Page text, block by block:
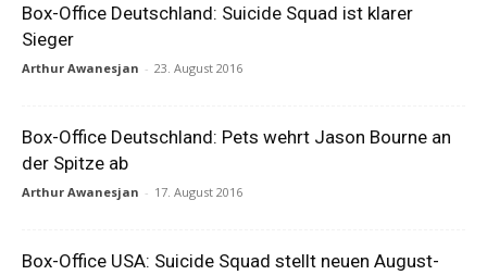
Box-Office Deutschland: Suicide Squad ist klarer
Sieger
Arthur Awanesjan - 23. August 2016
Box-Office Deutschland: Pets wehrt Jason Bourne an
der Spitze ab
Arthur Awanesjan - 17. August 2016
Box-Office USA: Suicide Squad stellt neuen August-